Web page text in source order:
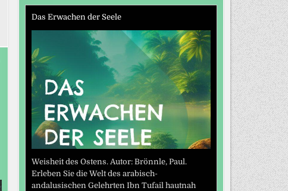
Das Erwachen der Seele
Weisheit des Ostens. Autor: Brönnle, Paul.
Erleben Sie die Welt des arabisch-
andalusischen Gelehrten Ibn Tufail hautnah